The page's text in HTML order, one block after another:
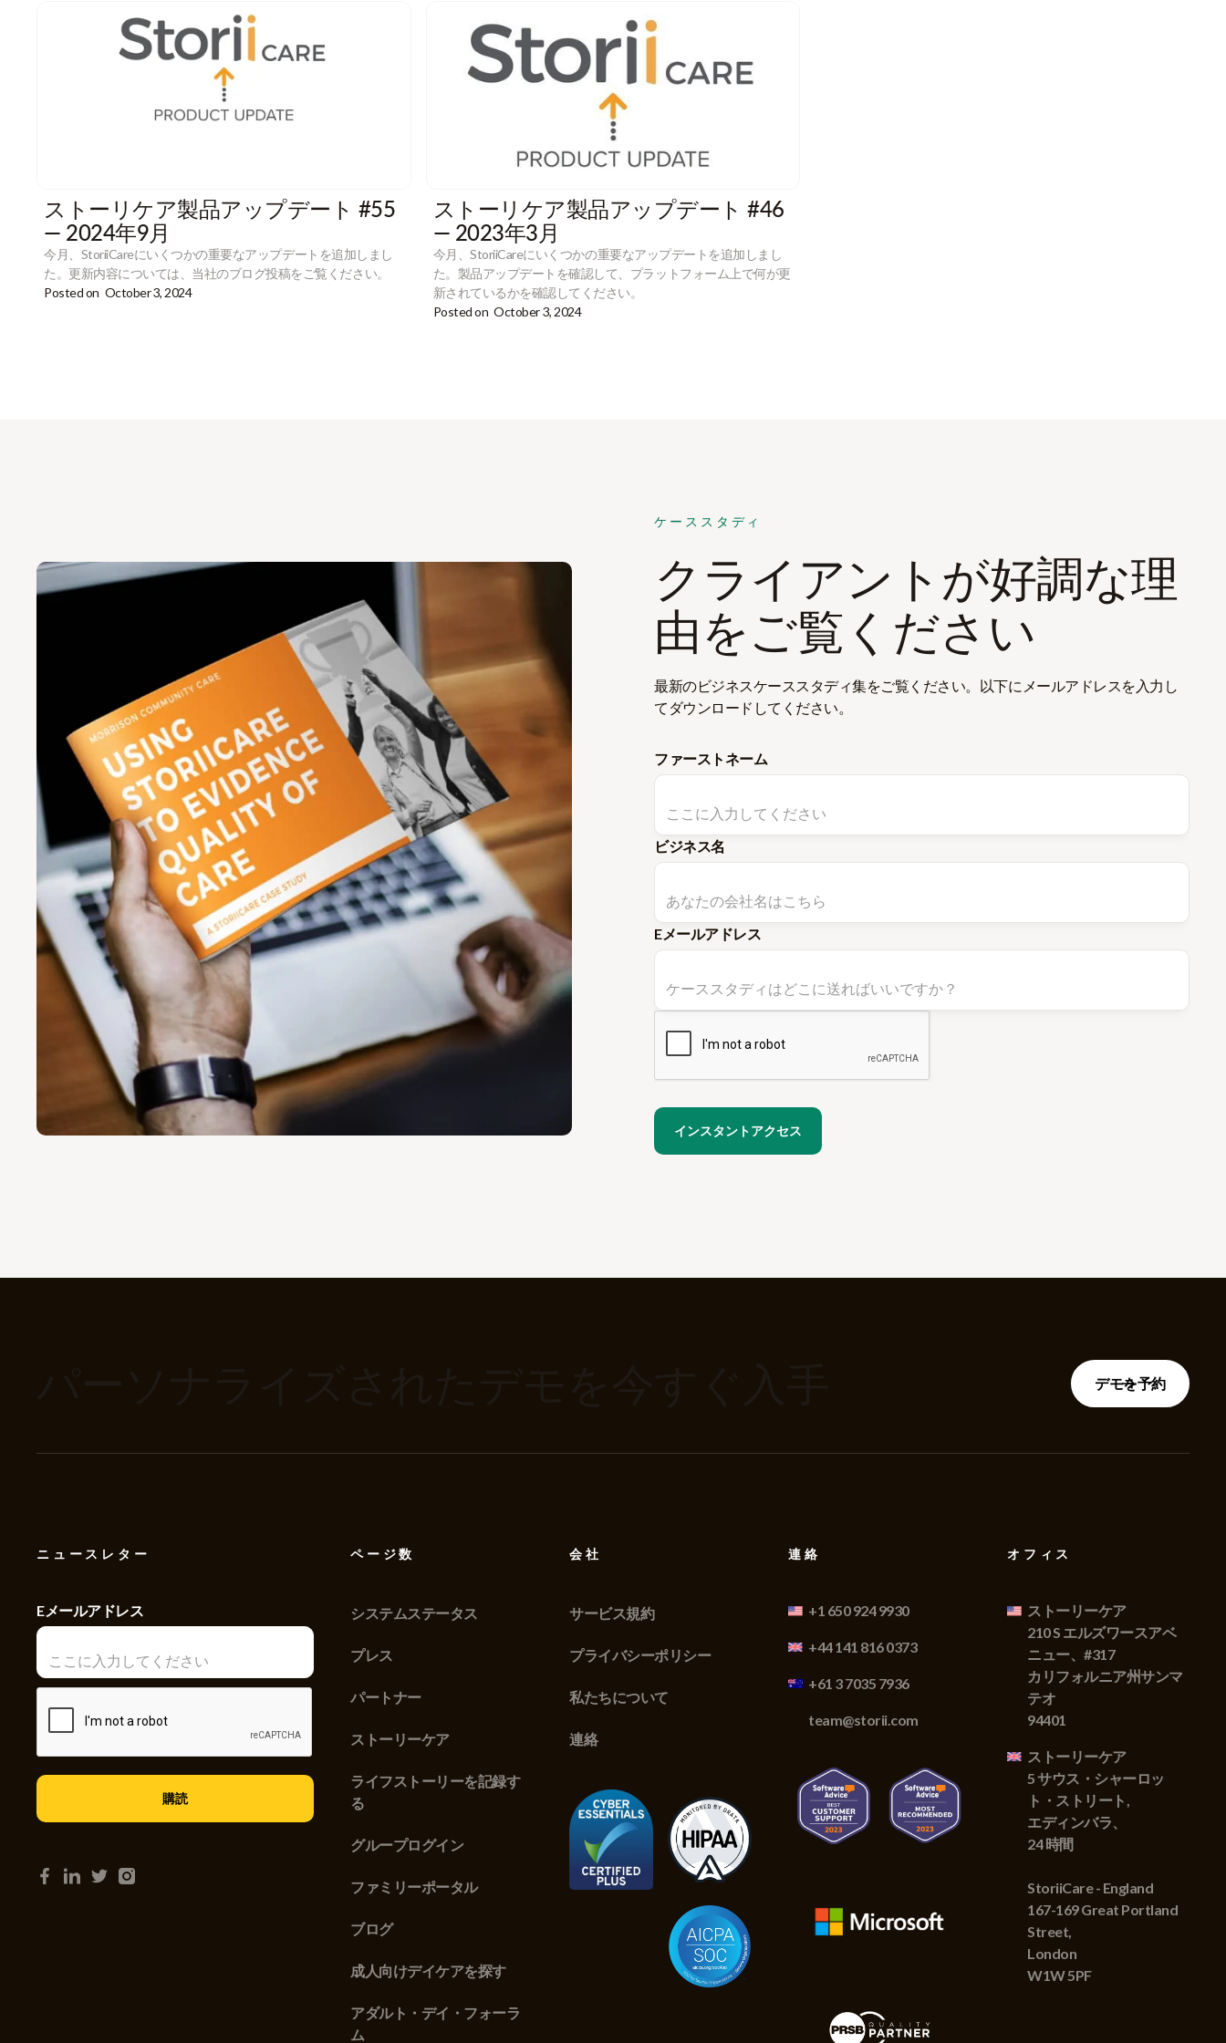
ストーリケア製品アップデート #55
— 2024年9月
今月、StoriiCareにいくつかの重要なアップデートを追加しまし
た。更新内容については、当社のブログ投稿をご覧ください。
Posted on October 3, 2024
ストーリケア製品アップデート #46
— 2023年3月
今月、StoriiCareにいくつかの重要なアップデートを追加しまし
た。製品アップデートを確認して、プラットフォーム上で何が更
新されているかを確認してください。
Posted on October 3, 2024
ケーススタディ
クライアントが好調な理
由をご覧ください
最新のビジネスケーススタディ集をご覧ください。以下にメールアドレスを入力し
てダウンロードしてください。
ファーストネーム
ビジネス名
Eメールアドレス
デモを予約
ニュースレター
Eメールアドレス
ページ数
システムステータス
プレス
パートナー
ストーリーケア
ライフストーリーを記録す
る
グループログイン
ファミリーポータル
ブログ
成人向けデイケアを探す
アダルト・デイ・フォーラ
ム
会社
サービス規約
プライバシーポリシー
私たちについて
連絡
連絡
+1 650 924 9930
+44 141 816 0373
+61 3 7035 7936
team@storii.com
オフィス
ストーリーケア
210 S エルズワースアベ
ニュー、#317
カリフォルニア州サンマ
テオ
94401
ストーリーケア
5 サウス・シャーロッ
ト・ストリート,
エディンバラ、
24 時間
StoriiCare - England
167-169 Great Portland
Street,
London
W1W 5PF